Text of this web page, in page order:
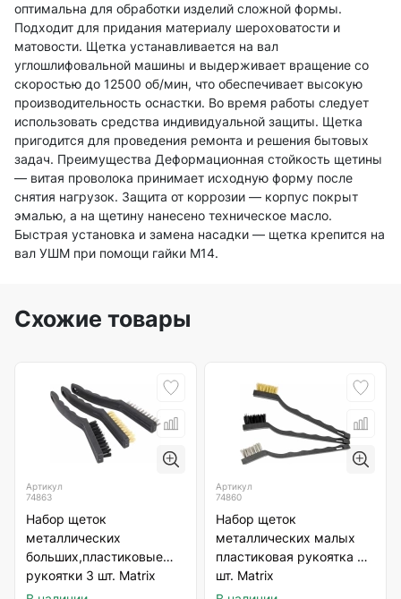
оптимальна для обработки изделий сложной формы.
Подходит для придания материалу шероховатости и
матовости. Щетка устанавливается на вал
углошлифовальной машины и выдерживает вращение со
скоростью до 12500 об/мин, что обеспечивает высокую
производительность оснастки. Во время работы следует
использовать средства индивидуальной защиты. Щетка
пригодится для проведения ремонта и решения бытовых
задач. Преимущества Деформационная стойкость щетины
— витая проволока принимает исходную форму после
снятия нагрузок. Защита от коррозии — корпус покрыт
эмалью, а на щетину нанесено техническое масло.
Быстрая установка и замена насадки — щетка крепится на
вал УШМ при помощи гайки М14.
Схожие товары
Артикул
74863
Набор щеток
металлических
больших,пластиковые
рукоятки 3 шт. Matrix
Артикул
74860
Набор щеток
металлических малых
пластиковая рукоятка 3
шт. Matrix